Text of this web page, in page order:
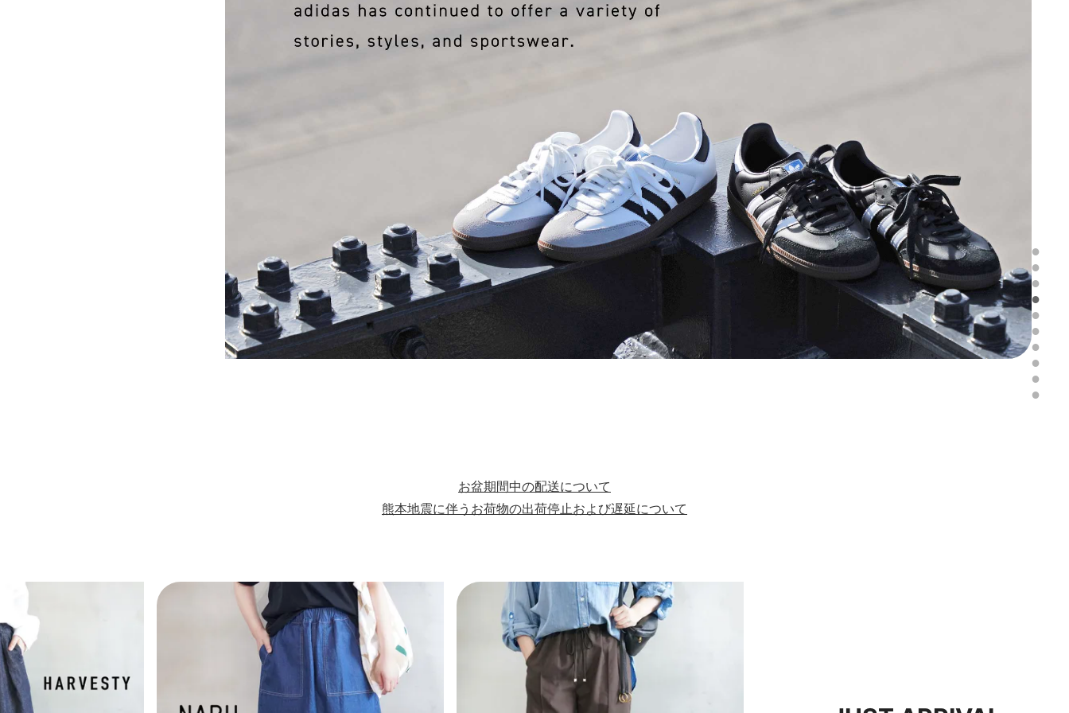
お盆期間中の配送について
熊本地震に伴うお荷物の出荷停止および遅延について